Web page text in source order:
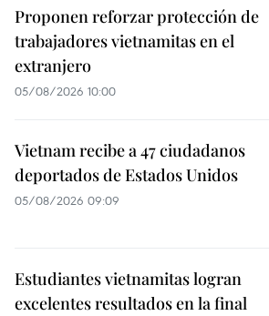
Proponen reforzar protección de
trabajadores vietnamitas en el
extranjero
05/08/2026 10:00
Vietnam recibe a 47 ciudadanos
deportados de Estados Unidos
05/08/2026 09:09
Estudiantes vietnamitas logran
excelentes resultados en la final